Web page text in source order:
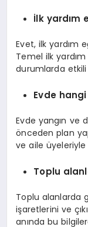
İlk yardım
Evet, ilk yardım
Temel ilk
durumlarda
Evde
Evde yangın ve
önceden plan
ve aile
Toplu
Toplu alanlarda
işaretlerini ve
anında bu